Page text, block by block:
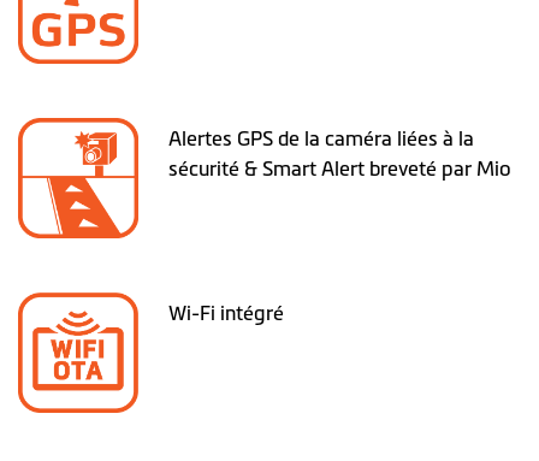
Alertes GPS de la caméra liées à la
sécurité & Smart Alert breveté par Mio
Wi-Fi intégré